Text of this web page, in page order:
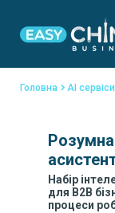
Головна AI
Розумна
Набір
для B2B
процеси